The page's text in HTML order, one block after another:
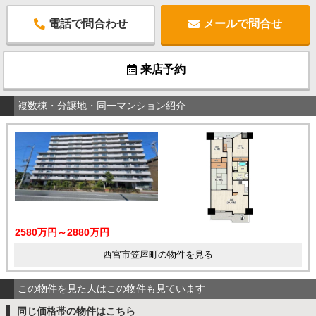
電話で問合わせ メールで問合せ
来店予約
複数棟・分譲地・同一マンション紹介
2580万円～2880万円
西宮市笠屋町の物件を見る
この物件を見た人はこの物件も見ています
同じ価格帯の物件はこちら